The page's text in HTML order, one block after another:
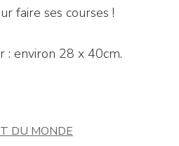
faire ses courses !
: environ 28 x 40cm.
DU MONDE